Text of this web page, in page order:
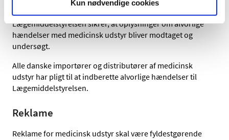
Kun nødvendige cookies
sikkerhedsrelaterede korrigerende handlinger.
Lægemiddelstyrelsen sikrer, at oplysninger om alvorlige
hændelser med medicinsk udstyr bliver modtaget og
undersøgt.
Alle danske importører og distributører af medicinsk
udstyr har pligt til at indberette alvorlige hændelser til
Lægemiddelstyrelsen.
Reklame
Reklame for medicinsk udstyr skal være fyldestgørende